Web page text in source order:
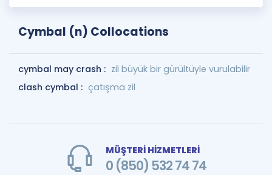
Cymbal (n) Collocations
cymbal may crash : zil büyük bir gürültüyle vurulabilir
clash cymbal : çatışma zil
MÜŞTERİ HİZMETLERİ
0 (850) 532 74 74